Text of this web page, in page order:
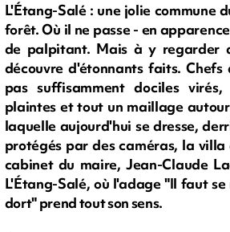
L'Étang-Salé : une jolie commune
forêt. Où il ne passe - en
de palpitant. Mais à y regarder
découvre d'étonnants faits. Chefs
pas suffisamment dociles virés,
plaintes et tout un maillage
laquelle aujourd'hui se dresse,
protégés par des caméras, la
cabinet du maire, Jean-Claude
L'Étang-Salé, où l'adage "Il faut
dort" prend tout son sens.